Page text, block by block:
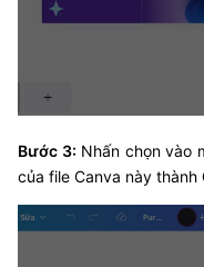
Bước 3: Nhấn chọn vào
của file Canva này thành